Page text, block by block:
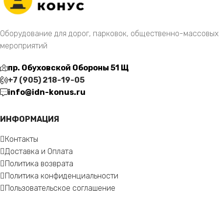
Оборудование для дорог, парковок, общественно-массовых
мероприятий
пр. Обуховской Обороны 51 Щ
+7 (905) 218-19-05
info@idn-konus.ru
ИНФОРМАЦИЯ
Контакты
Доставка и Оплата
Политика возврата
Политика конфиденциальности
Пользовательское соглашение